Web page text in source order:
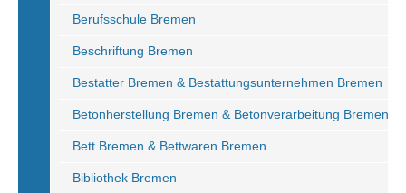
Berufsschule Bremen
Beschriftung Bremen
Bestatter Bremen & Bestattungsunternehmen Bremen
Betonherstellung Bremen & Betonverarbeitung Bremen
Bett Bremen & Bettwaren Bremen
Bibliothek Bremen